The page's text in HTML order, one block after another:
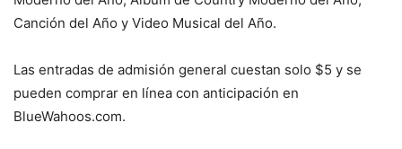
Canción del Año y Video Musical del Año.
Las entradas de admisión general cuestan solo $5 y se
pueden comprar en línea con anticipación en
BlueWahoos.com.